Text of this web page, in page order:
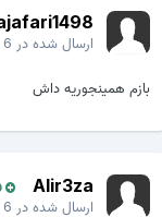
ارسال شده در6 مهر، 2016
بازم همینجوریه داش
Alir3za
10
ارسال شده در6 مهر، 2016